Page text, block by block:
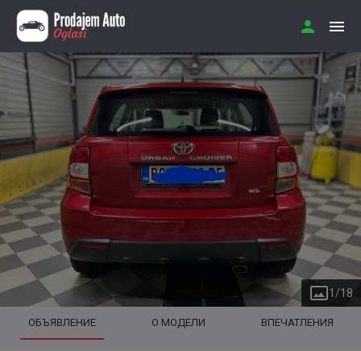
1 /18
ОБЪЯВЛЕНИЕ О МОДЕЛИ ВПЕЧАТЛЕНИЯ